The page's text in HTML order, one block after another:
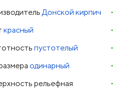
Донской кирпич
красный
пустотелый
одинарный
рельефная